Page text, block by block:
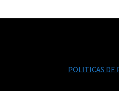
POLITICAS DE